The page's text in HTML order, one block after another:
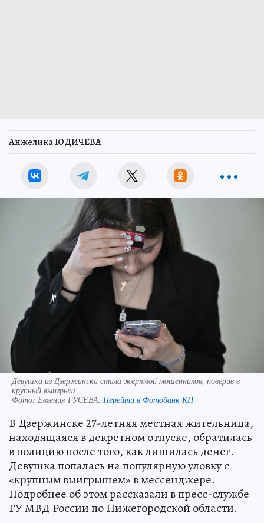
Анжелика ЮДИЧЕВА
Девушка из Дзержинска стала жертвой мошенников, поверив в
крупный выигрыш
Фото: Евгения ГУСЕВА. Перейти в Фотобанк КП
В Дзержинске 27-летняя местная жительница,
находящаяся в декретном отпуске, обратилась
в полицию после того, как лишилась денег.
Девушка попалась на популярную уловку с
«крупным выигрышем» в мессенджере.
Подробнее об этом рассказали в пресс-службе
ГУ МВД России по Нижегородской области.